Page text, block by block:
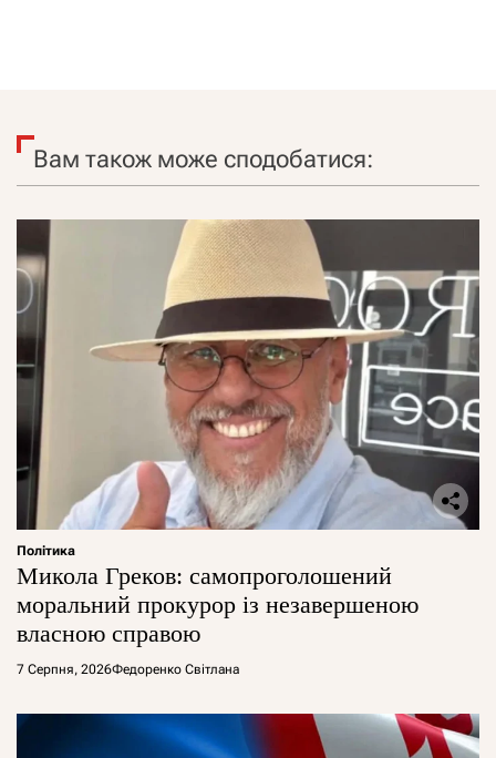
Вам також може сподобатися:
Політика
Микола Греков: самопроголошений
моральний прокурор із незавершеною
власною справою
7 Серпня, 2026Федоренко Світлана